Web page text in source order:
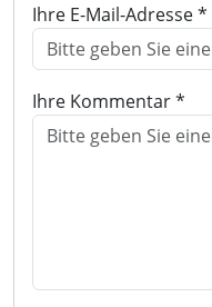
Ihre E-Mail-Adresse *
Ihre Kommentar *